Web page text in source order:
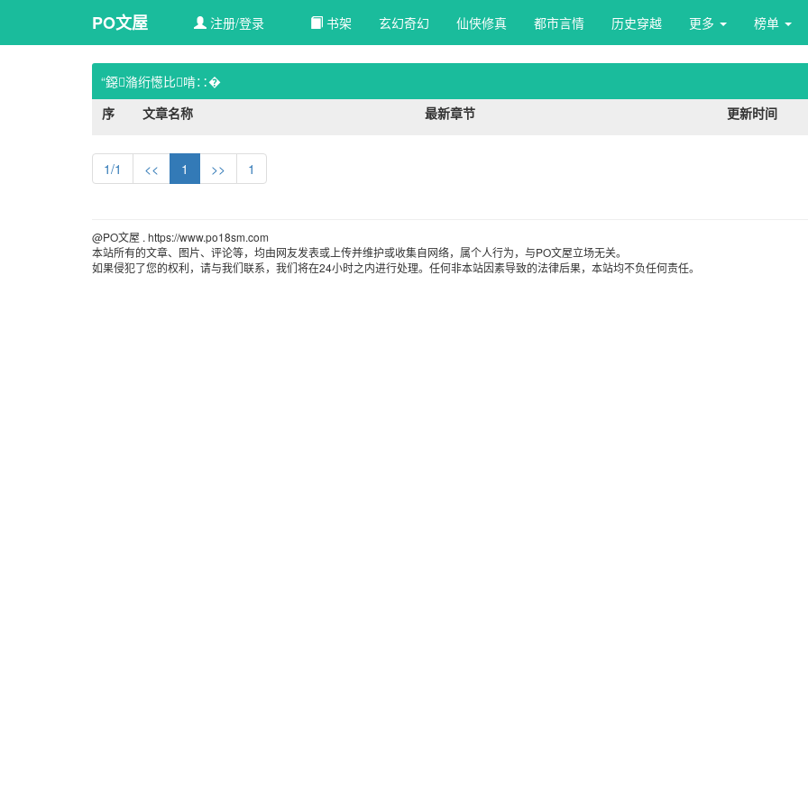
PO文屋 注册/登录 书架 玄幻奇幻 仙侠修真 都市言情 历史穿越 更多 榜单
“鐚潃绗憽比啃∷�
序
文章名称 最新章节 更新时间
1/1 << 1 >> 1
@PO文屋 . https://www.po18sm.com
本站所有的文章、图片、评论等，均由网友发表或上传并维护或收集自网络，属个人行为，与PO文屋立场无关。
如果侵犯了您的权利，请与我们联系，我们将在24小时之内进行处理。任何非本站因素导致的法律后果，本站均不负任何责任。